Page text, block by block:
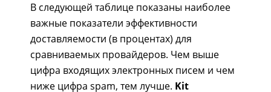
В следующей таблице показаны наиболее
важные показатели эффективности
доставляемости (в процентах) для
сравниваемых провайдеров. Чем выше
цифра входящих электронных писем и чем
ниже цифра spam, тем лучше. Kit